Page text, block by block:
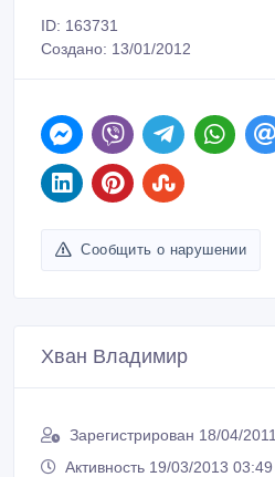
ID: 163731
Создано: 13/01/2012
Сообщить о нарушении
Хван Владимир
Зарегистрирован 18/04/2011
Активность 19/03/2013 03:49